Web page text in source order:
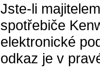
Jste-li
spotřebiče
elektronické
odkaz je v